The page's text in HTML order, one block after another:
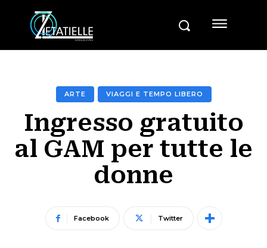
ARTE VIAGGI E TEMPO LIBERO
Ingresso gratuito
al GAM per tutte le
donne
Facebook Twitter